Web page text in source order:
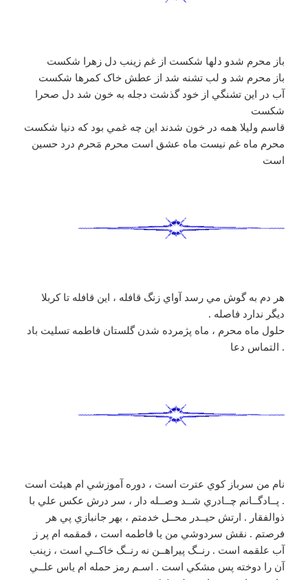
باز محرم شدو دلها شکست از غم زينب دل زهرا شکست
باز محرم شد و لب تشنه شد از عطش خاک کمرها شکست
آب در اين تشنگي از خود گذشت دجله به خون شد دل صحرا
شکست
قاسم وليلا همه در خون شدند اين چه غمي بود که دنيا شکست
محرم ماه غم نيست ماه عشق است محرم مَحرم درد حسين
است
هر دم به گوش مي رسد آواي زنگ قافله ، اين قافله تا كربلا
ديگر ندارد فاصله .
حلول ماه محرم ، ماه پژمرده شدن گلستان فاطمه تسليت باد
. التماس دعا
نام من سرباز کوي عترت است ، دوره آموزشي ام هيئت است
. پــادگــانم چــادري شــد وصــله دار ، سر درش عکس علي با
ذوالفقار . ارتش حيــدر محــل خدمتم ، بهر جانبازي پي هر
فرصتم . نقش سردوشي من يا فاطمه است ، قمقمه ام پر ز
آب علقمه است . رنــگ پيراهــن نه رنــگ خاکــي است ، زينب
آن را دوخته پس مشکي است . اسـم رمز حمله ام ياس علــي